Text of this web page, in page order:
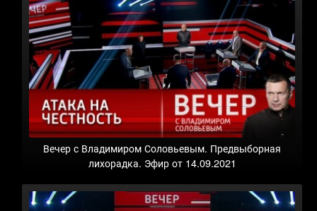
Вечер с Владимиром Соловьевым. Предвыборная
лихорадка. Эфир от 14.09.2021